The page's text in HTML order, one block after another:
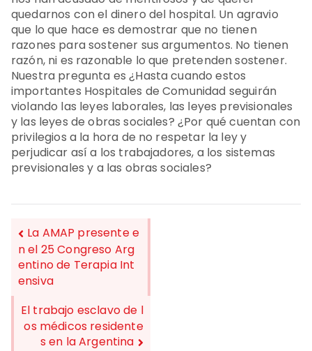
quedarnos con el dinero del hospital. Un agravio
que lo que hace es demostrar que no tienen
razones para sostener sus argumentos. No tienen
razón, ni es razonable lo que pretenden sostener.
Nuestra pregunta es ¿Hasta cuando estos
importantes Hospitales de Comunidad seguirán
violando las leyes laborales, las leyes previsionales
y las leyes de obras sociales? ¿Por qué cuentan con
privilegios a la hora de no respetar la ley y
perjudicar así a los trabajadores, a los sistemas
previsionales y a las obras sociales?
NAVEGACIÓN
DE
ENTRADAS
La AMAP presente e
n el 25 Congreso Arg
entino de Terapia Int
ensiva
El trabajo esclavo de l
os médicos residente
s en la Argentina